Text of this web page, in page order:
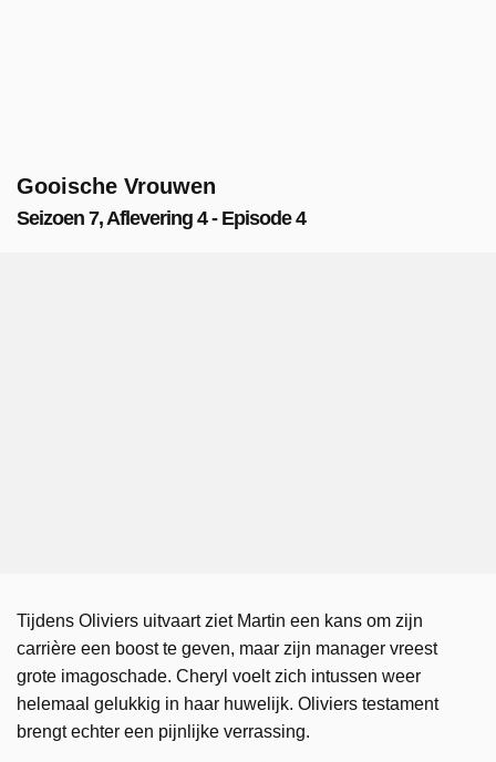
Gooische Vrouwen
Seizoen 7, Aflevering 4 - Episode 4
Tijdens Oliviers uitvaart ziet Martin een kans om zijn
carrière een boost te geven, maar zijn manager vreest
grote imagoschade. Cheryl voelt zich intussen weer
helemaal gelukkig in haar huwelijk. Oliviers testament
brengt echter een pijnlijke verrassing.